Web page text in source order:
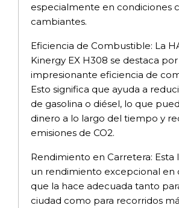
especialmente en condiciones
cambiantes.
Eficiencia de Combustible: La
Kinergy EX H308 se destaca por
impresionante eficiencia de
Esto significa que ayuda a
de gasolina o diésel, lo que
dinero a lo largo del tiempo y
emisiones de CO2.
Rendimiento en Carretera: Esta
un rendimiento excepcional en
que la hace adecuada tanto
ciudad como para recorridos